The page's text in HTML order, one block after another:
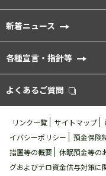
新着ニュース
各種宣⾔・指針等
よくあるご質問
リンク一覧 サイトマップ
イバシーポリシー
預金保険
措置等の概要
休眠預金等の
グおよびテロ資金供与対策に